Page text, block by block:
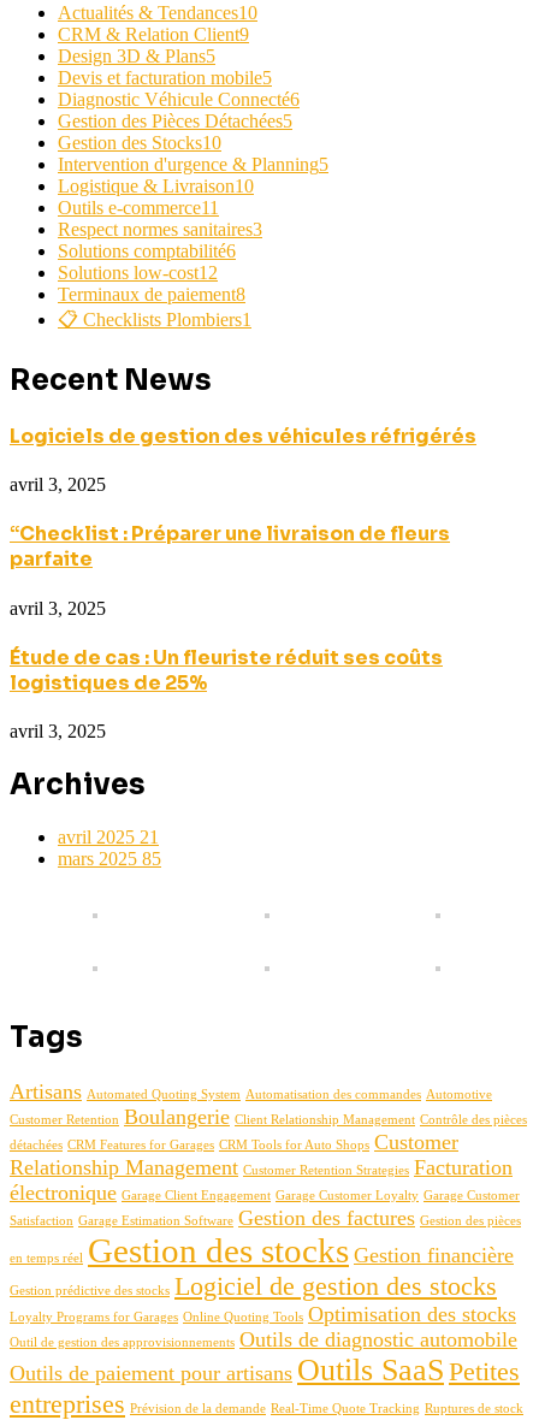
Actualités & Tendances10
CRM & Relation Client9
Design 3D & Plans5
Devis et facturation mobile5
Diagnostic Véhicule Connecté6
Gestion des Pièces Détachées5
Gestion des Stocks10
Intervention d'urgence & Planning5
Logistique & Livraison10
Outils e-commerce11
Respect normes sanitaires3
Solutions comptabilité6
Solutions low-cost12
Terminaux de paiement8
📋 Checklists Plombiers1
Recent News
Logiciels de gestion des véhicules réfrigérés
avril 3, 2025
“Checklist : Préparer une livraison de fleurs
parfaite
avril 3, 2025
Étude de cas : Un fleuriste réduit ses coûts
logistiques de 25%
avril 3, 2025
Archives
avril 2025 21
mars 2025 85
Tags
Artisans Automated Quoting System Automatisation des commandes Automotive
Customer Retention Boulangerie Client Relationship Management Contrôle des pièces
détachées CRM Features for Garages CRM Tools for Auto Shops Customer
Relationship Management Customer Retention Strategies Facturation
électronique Garage Client Engagement Garage Customer Loyalty Garage Customer
Satisfaction Garage Estimation Software Gestion des factures Gestion des pièces
en temps réel Gestion des stocks Gestion financière
Gestion prédictive des stocks Logiciel de gestion des stocks
Loyalty Programs for Garages Online Quoting Tools Optimisation des stocks
Outil de gestion des approvisionnements Outils de diagnostic automobile
Outils de paiement pour artisans Outils SaaS Petites
entreprises Prévision de la demande Real-Time Quote Tracking Ruptures de stock